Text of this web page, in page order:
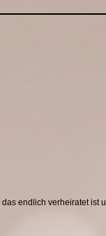
endlich verheiratet